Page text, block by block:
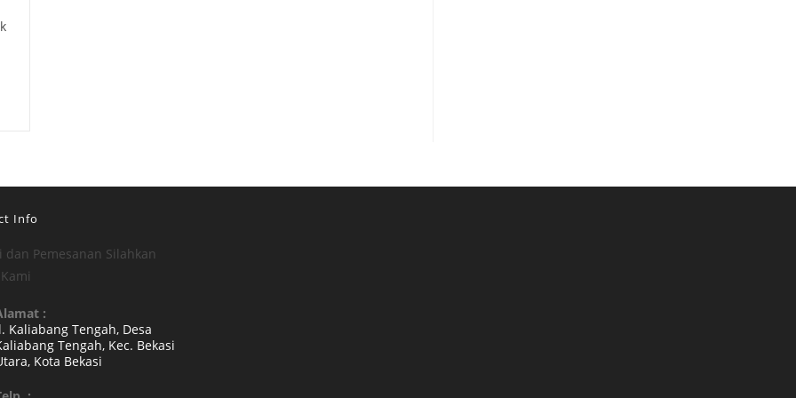
Info
dan Pemesanan Silahkan
:
Kaliabang Tengah, Desa
Tengah, Kec. Bekasi
Kota Bekasi